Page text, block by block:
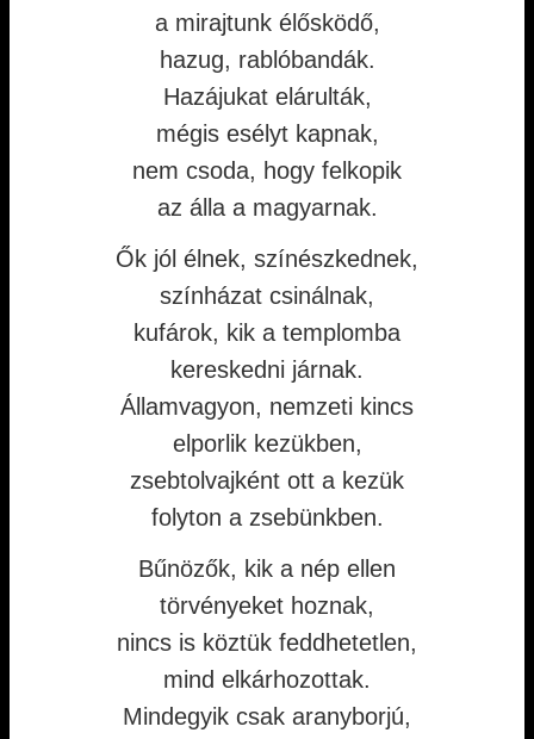
a mirajtunk élősködő,
hazug, rablóbandák.
Hazájukat elárulták,
mégis esélyt kapnak,
nem csoda, hogy felkopik
az álla a magyarnak.
Ők jól élnek, színészkednek,
színházat csinálnak,
kufárok, kik a templomba
kereskedni járnak.
Államvagyon, nemzeti kincs
elporlik kezükben,
zsebtolvajként ott a kezük
folyton a zsebünkben.
Bűnözők, kik a nép ellen
törvényeket hoznak,
nincs is köztük feddhetetlen,
mind elkárhozottak.
Mindegyik csak aranyborjú,